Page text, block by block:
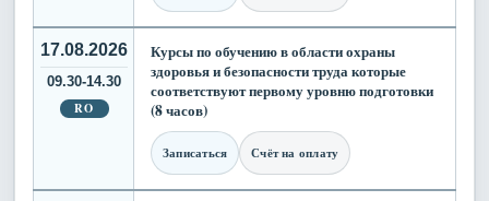
17.08.2026
09.30-14.30
RO
Курсы по обучению в области охраны
здоровья и безопасности труда которые
соответствуют первому уровню подготовки
(8 часов)
Записаться Счёт на оплату